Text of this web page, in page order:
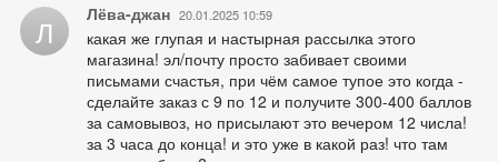
Л Лёва-джан 20.01.2025 10:59
какая же глупая и настырная рассылка этого
магазина! эл/почту просто забивает своими
письмами счастья, при чём самое тупое это когда -
сделайте заказ с 9 по 12 и получите 300-400 баллов
за самовывоз, но присылают это вечером 12 числа!
за 3 часа до конца! и это уже в какой раз! что там